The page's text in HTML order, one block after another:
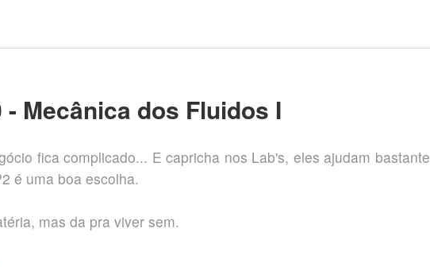
- Mecânica dos Fluidos I
fica complicado... E capricha nos Lab's, eles ajudam bastante
é uma boa escolha.
mas da pra viver sem.